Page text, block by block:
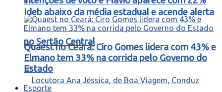
Ideb abaixo da média estadual e acende alerta
no Sertão Central
Quaest no Ceará: Ciro Gomes lidera com 43% e
Elmano tem 33% na corrida pelo Governo do
Estado
Esporte